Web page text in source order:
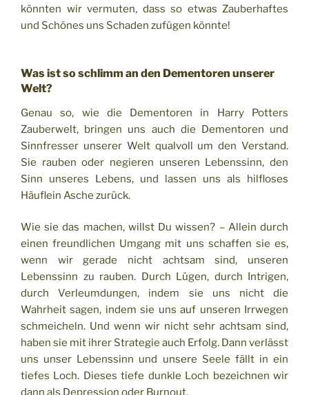
könnten wir vermuten, dass so etwas Zauberhaftes
und Schönes uns Schaden zufügen könnte!
Was ist so schlimm an den Dementoren unserer
Welt?
Genau so, wie die Dementoren in Harry Potters
Zauberwelt, bringen uns auch die Dementoren und
Sinnfresser unserer Welt qualvoll um den Verstand.
Sie rauben oder negieren unseren Lebenssinn, den
Sinn unseres Lebens, und lassen uns als hilfloses
Häuflein Asche zurück.
Wie sie das machen, willst Du wissen? – Allein durch
einen freundlichen Umgang mit uns schaffen sie es,
wenn wir gerade nicht achtsam sind, unseren
Lebenssinn zu rauben. Durch Lügen, durch Intrigen,
durch Verleumdungen, indem sie uns nicht die
Wahrheit sagen, indem sie uns auf unseren Irrwegen
schmeicheln. Und wenn wir nicht sehr achtsam sind,
haben sie mit ihrer Strategie auch Erfolg. Dann verlässt
uns unser Lebenssinn und unsere Seele fällt in ein
tiefes Loch. Dieses tiefe dunkle Loch bezeichnen wir